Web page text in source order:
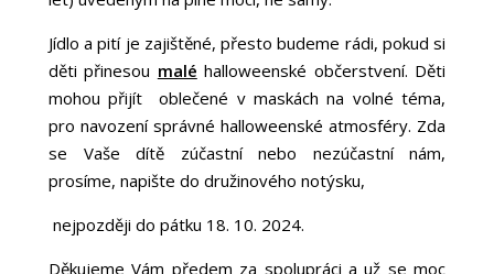
Jídlo a pití je zajištěné, přesto budeme rádi, pokud si
děti přinesou malé halloweenské občerstvení. Děti
mohou přijít oblečené v maskách na volné téma,
pro navození správné halloweenské atmosféry. Zda
se Vaše dítě zúčastní nebo nezúčastní nám,
prosíme, napište do družinového notýsku,
nejpozději do pátku 18. 10. 2024.
Děkujeme Vám předem za spolupráci a už se moc